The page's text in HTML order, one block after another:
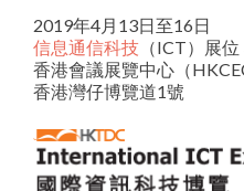
2019年4月13日至16日
信息通信科技 （ICT）展
香港會議展覽中心（
香港灣仔博覽道1號